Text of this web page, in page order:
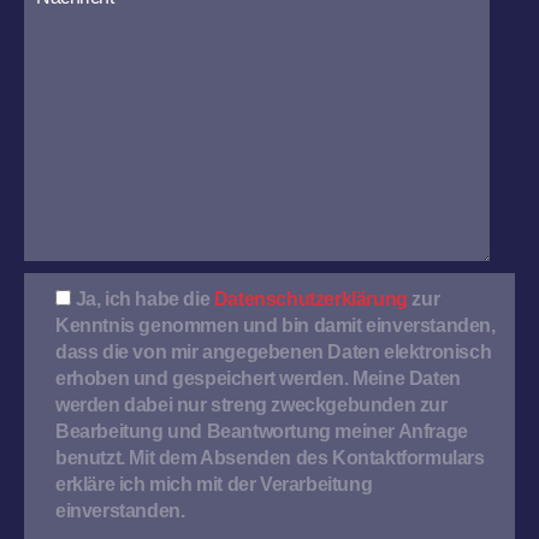
Ja, ich habe die Datenschutzerklärung zur
Kenntnis genommen und bin damit einverstanden,
dass die von mir angegebenen Daten elektronisch
erhoben und gespeichert werden. Meine Daten
werden dabei nur streng zweckgebunden zur
Bearbeitung und Beantwortung meiner Anfrage
benutzt. Mit dem Absenden des Kontaktformulars
erkläre ich mich mit der Verarbeitung
einverstanden.